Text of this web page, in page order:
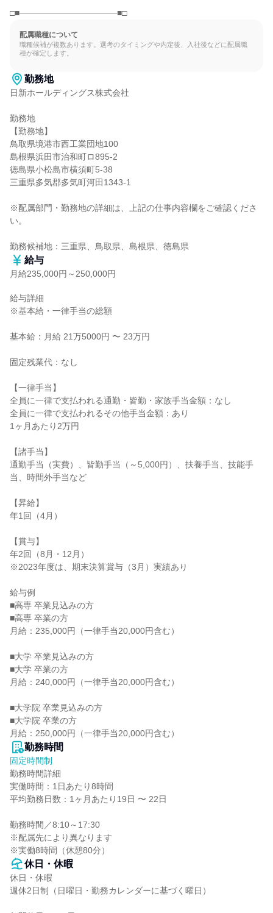
□■────────────────■□
配属職種について
職種候補が複数あります。選考のタイミングや内定後、入社後などに配属職
種が確定します。
勤務地
日新ホールディングス株式会社
勤務地
【勤務地】
鳥取県境港市西工業団地100
島根県浜田市治和町ロ895-2
徳島県小松島市横須町5-38
三重県多気郡多気町河田1343-1
※配属部門・勤務地の詳細は、上記の仕事内容欄をご確認くださ
い。
勤務候補地：三重県、鳥取県、島根県、徳島県
給与
月給235,000円～250,000円
給与詳細
※基本給・一律手当の総額
基本給：月給 21万5000円 〜 23万円
固定残業代：なし
【一律手当】
全員に一律で支払われる通勤・皆勤・家族手当金額：なし
全員に一律で支払われるその他手当金額：あり
1ヶ月あたり2万円
【諸手当】
通勤手当（実費）、皆勤手当（～5,000円）、扶養手当、技能手
当、時間外手当など
【昇給】
年1回（4月）
【賞与】
年2回（8月・12月）
※2023年度は、期末決算賞与（3月）実績あり
給与例
■高専 卒業見込みの方
■高専 卒業の方
月給：235,000円（一律手当20,000円含む）
■大学 卒業見込みの方
■大学 卒業の方
月給：240,000円（一律手当20,000円含む）
■大学院 卒業見込みの方
■大学院 卒業の方
月給：250,000円（一律手当20,000円含む）
勤務時間
固定時間制
勤務時間詳細
実働時間：1日あたり8時間
平均勤務日数：1ヶ月あたり19日 〜 22日
勤務時間／8:10～17:30
※配属先により異なります
※実働8時間（休憩80分）
休日・休暇
休日・休暇
週休2日制（日曜日・勤務カレンダーに基づく曜日）